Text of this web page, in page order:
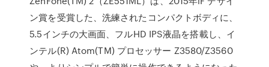
ン賞を受賞した、洗練されたコンパクトボディに、
5.5インチの大画面、フルHD IPS液晶を搭載し、イ
ンテル(R) Atom(TM) プロセッサー Z3580/Z3560